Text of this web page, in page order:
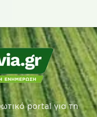
portal για τη